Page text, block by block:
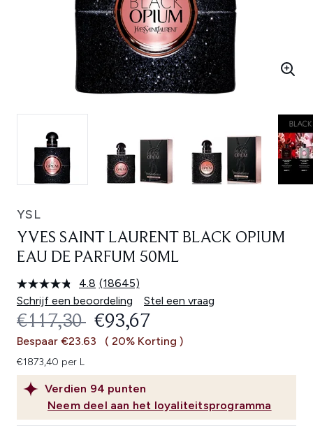
YSL
YVES SAINT LAURENT BLACK OPIUM
EAU DE PARFUM 50ML
4.8 Lees
18645
beoordelingen.
Dezelfde
paginalink.
(18645)
Schrijf een beoordeling
Stel een vraag
Verdien 94 punten
Neem deel aan het loyaliteitsprogramma
RECOMMENDED RETAIL PRICE:
€117,30 HUIDIGE PRIJS:
€93,67
Bespaar €23.63 ( 20% Korting )
€1873,40 per L